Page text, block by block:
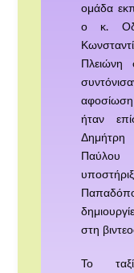
ομάδα
ο κ.
Πλειώνη
ήταν
Παύλου
στη
Το